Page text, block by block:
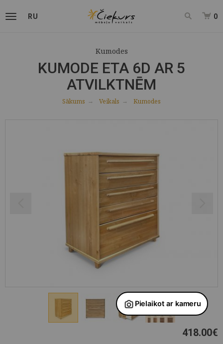
RU 0
Kumodes
KUMODE ETA 6D AR 5
ATVILKTNĒM
Sākums Veikals Kumodes
418.00€